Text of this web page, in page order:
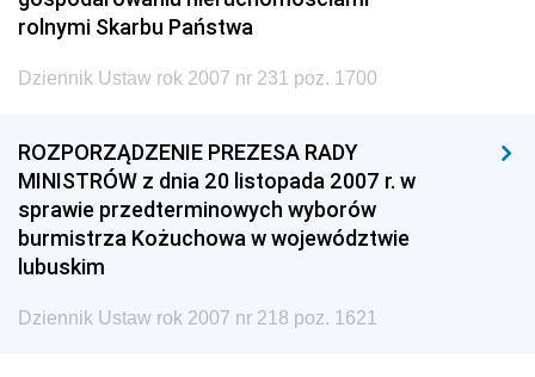
rolnymi Skarbu Państwa
Dziennik Ustaw rok 2007 nr 231 poz. 1700
ROZPORZĄDZENIE PREZESA RADY
MINISTRÓW z dnia 20 listopada 2007 r. w
sprawie przedterminowych wyborów
burmistrza Kożuchowa w województwie
lubuskim
Dziennik Ustaw rok 2007 nr 218 poz. 1621